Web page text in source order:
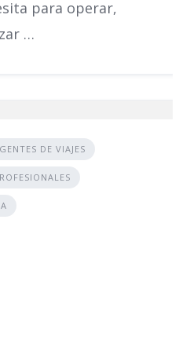
para operar,
…
DE VIAJES